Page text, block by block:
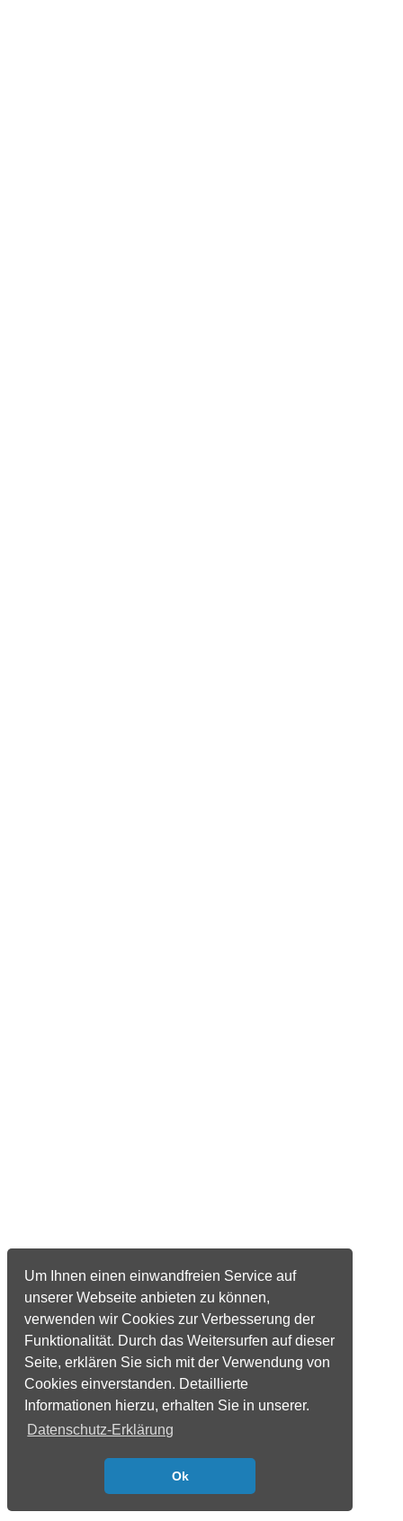
Um Ihnen einen einwandfreien Service auf
unserer Webseite anbieten zu können,
verwenden wir Cookies zur Verbesserung der
Funktionalität. Durch das Weitersurfen auf dieser
Seite, erklären Sie sich mit der Verwendung von
Cookies einverstanden. Detaillierte
Informationen hierzu, erhalten Sie in unserer.
Datenschutz-Erklärung
Ok